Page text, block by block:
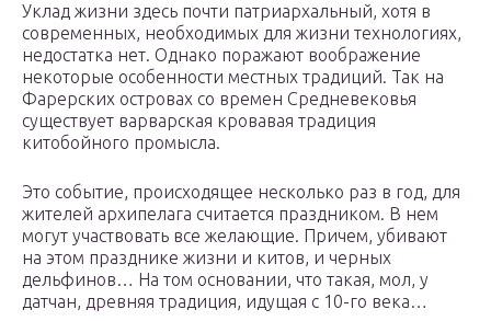
Уклад жизни здесь почти патриархальный, хотя в
современных, необходимых для жизни технологиях,
недостатка нет. Однако поражают воображение
некоторые особенности местных традиций. Так на
Фарерских островах со времен Средневековья
существует варварская кровавая традиция
китобойного промысла.
Это событие, происходящее несколько раз в год, для
жителей архипелага считается праздником. В нем
могут участвовать все желающие. Причем, убивают
на этом празднике жизни и китов, и черных
дельфинов… На том основании, что такая, мол, у
датчан, древняя традиция, идущая с 10-го века…